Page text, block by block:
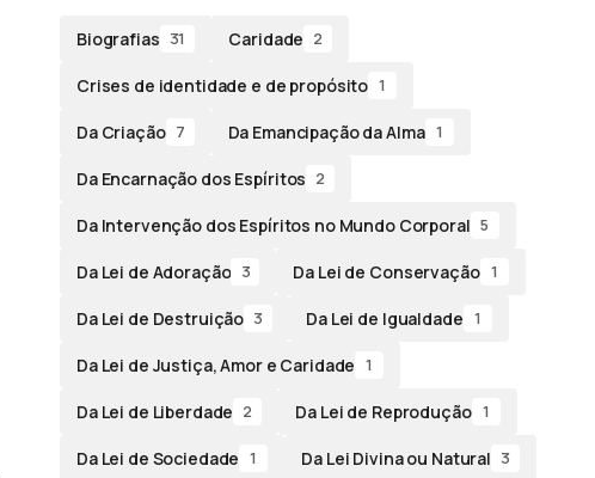
Biografias 31 Caridade 2
Crises de identidade e de propósito 1
Da Criação 7 Da Emancipação da Alma 1
Da Encarnação dos Espíritos 2
Da Intervenção dos Espíritos no Mundo Corporal 5
Da Lei de Adoração 3 Da Lei de Conservação 1
Da Lei de Destruição 3 Da Lei de Igualdade 1
Da Lei de Justiça, Amor e Caridade 1
Da Lei de Liberdade 2 Da Lei de Reprodução 1
Da Lei de Sociedade 1 Da Lei Divina ou Natural 3